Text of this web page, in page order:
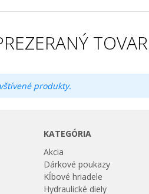
TOVAR
produkty.
KATEGÓRIA
Akcia
Dárkové poukazy
Kĺbové hriadele
Hydraulické diely